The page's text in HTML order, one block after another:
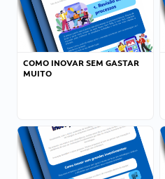
COMO INOVAR SEM GASTAR
MUITO